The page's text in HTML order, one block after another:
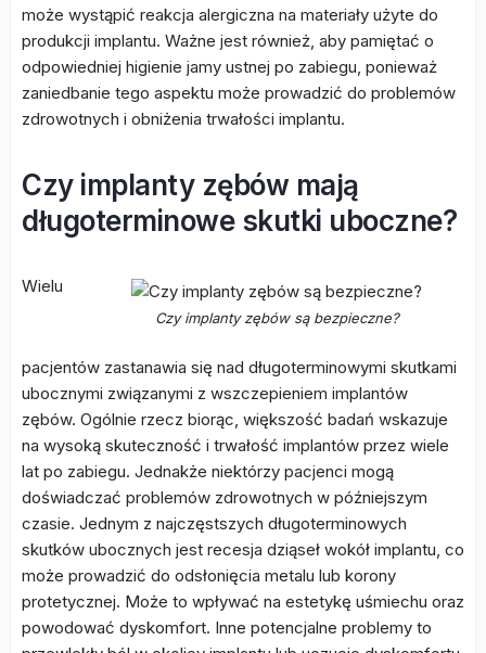
może wystąpić reakcja alergiczna na materiały użyte do
produkcji implantu. Ważne jest również, aby pamiętać o
odpowiedniej higienie jamy ustnej po zabiegu, ponieważ
zaniedbanie tego aspektu może prowadzić do problemów
zdrowotnych i obniżenia trwałości implantu.
Czy implanty zębów mają
długoterminowe skutki uboczne?
Czy implanty zębów są bezpieczne?
Wielu
pacjentów zastanawia się nad długoterminowymi skutkami
ubocznymi związanymi z wszczepieniem implantów
zębów. Ogólnie rzecz biorąc, większość badań wskazuje
na wysoką skuteczność i trwałość implantów przez wiele
lat po zabiegu. Jednakże niektórzy pacjenci mogą
doświadczać problemów zdrowotnych w późniejszym
czasie. Jednym z najczęstszych długoterminowych
skutków ubocznych jest recesja dziąseł wokół implantu, co
może prowadzić do odsłonięcia metalu lub korony
protetycznej. Może to wpływać na estetykę uśmiechu oraz
powodować dyskomfort. Inne potencjalne problemy to